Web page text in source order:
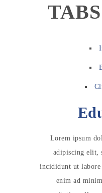
Lorem ipsum
adipiscing elit,
incididunt ut
enim ad